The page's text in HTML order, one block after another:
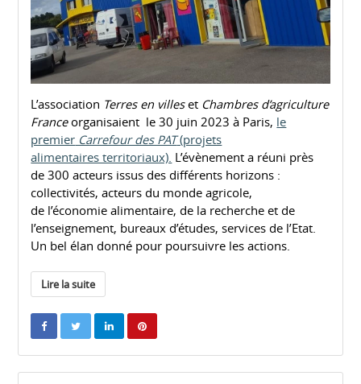
L’association Terres en villeset Chambres d’agriculture
Franceorganisaient le 30 juin 2023 à Paris, le
premier Carrefour des PAT(projets
alimentaires territoriaux). L’évènement a réuni près
de 300 acteurs issus des différents horizons :
collectivités, acteurs du monde agricole,
de l’économie alimentaire, de la recherche et de
l’enseignement, bureaux d’études, services de l’Etat.
Un bel élan donné pour poursuivre les actions.
Lire la suite